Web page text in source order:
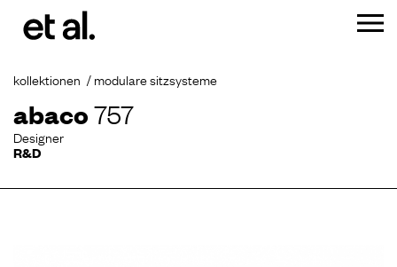
kollektionen modulare sitzsysteme
abaco757
Designer
R&D